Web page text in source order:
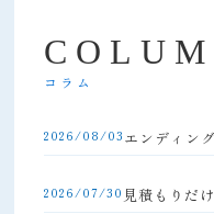
C O L U M
コラム
2026/08/03
2026/07/30